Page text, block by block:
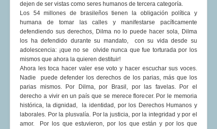
dejen de ser vistas como seres humanos de tercera categoría.
Los 54 millones de brasileños tienen la obligación política y
humana de tomar las calles y manifestarse pacíficamente
defendiendo sus derechos, Dilma no lo puede hacer sola, Dilma
los ha defendido durante su mandato, con su vida desde su
adolescencia: ¡que no se olvide nunca que fue torturada por los
mismos que ahora la quieren destituir!
Ahora les toca hacer valer ese voto y hacer escuchar sus voces.
Nadie puede defender los derechos de los parias, más que los
parias mismos. Por Dilma, por Brasil, por las favelas. Por el
derecho a vivir en un país que se merece florecer. Por le memoria
histórica, la dignidad, la identidad, por los Derechos Humanos y
laborales. Por la plusvalía. Por la justicia, por la integridad y por el
amor. Por los que estuvieron, por los que están y por los que